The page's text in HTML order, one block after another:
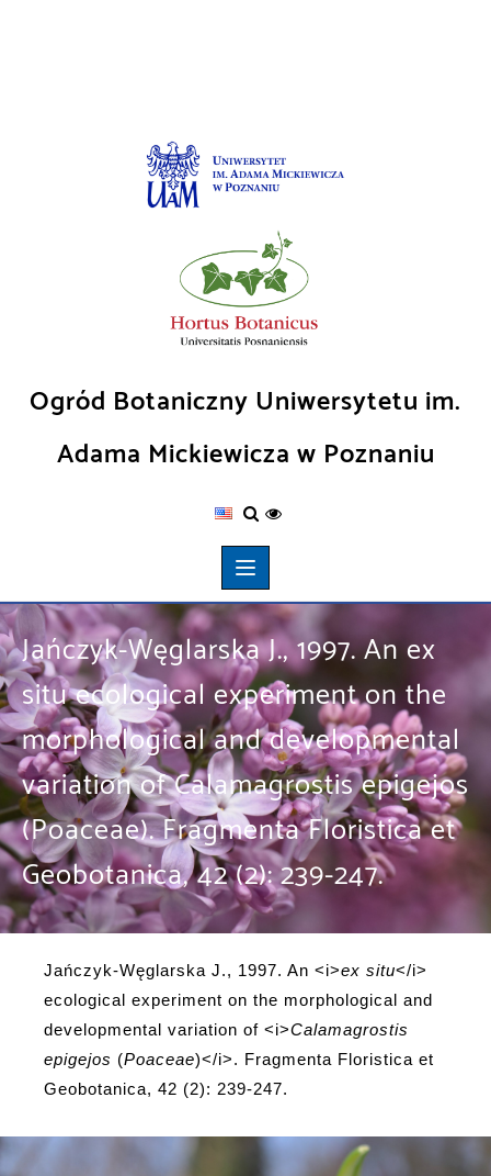
Ogród Botaniczny Uniwersytetu im.
Adama Mickiewicza w Poznaniu
Jańczyk-Węglarska J., 1997. An ex
situ ecological experiment on the
morphological and developmental
variation of Calamagrostis epigejos
(Poaceae). Fragmenta Floristica et
Geobotanica, 42 (2): 239-247.
Jańczyk-Węglarska J., 1997. An <i>ex situ</i>
ecological experiment on the morphological and
developmental variation of <i>Calamagrostis
epigejos (Poaceae)</i>. Fragmenta Floristica et
Geobotanica, 42 (2): 239-247.